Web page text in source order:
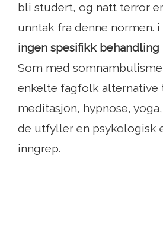
bli studert, og natt terror
unntak fra denne normen. i
ingen spesifikk behandling
Som med
enkelte fagfolk alternative
meditasjon, hypnose,
de utfyller en psykologisk
inngrep.